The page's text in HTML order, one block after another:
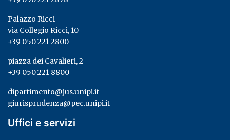
Palazzo Ricci
via Collegio Ricci, 10
+39 050 221 2800
piazza dei Cavalieri, 2
+39 050 221 8800
dipartimento@jus.unipi.it
giurisprudenza@pec.unipi.it
Uffici e servizi